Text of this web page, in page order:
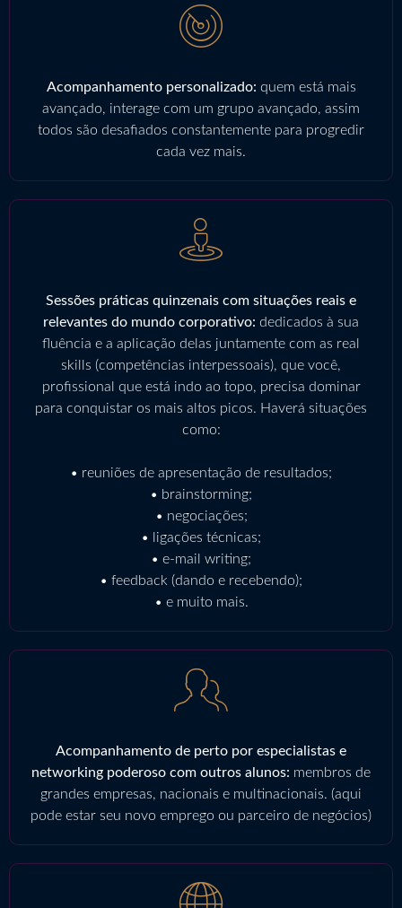
Acompanhamento personalizado: quem está mais
avançado, interage com um grupo avançado, assim
todos são desafiados constantemente para progredir
cada vez mais.
Sessões práticas quinzenais com situações reais e
relevantes do mundo corporativo: dedicados à sua
fluência e a aplicação delas juntamente com as real
skills (competências interpessoais), que você,
profissional que está indo ao topo, precisa dominar
para conquistar os mais altos picos. Haverá situações
como:
• reuniões de apresentação de resultados;
• brainstorming;
• negociações;
• ligações técnicas;
• e-mail writing;
• feedback (dando e recebendo);
• e muito mais.
Acompanhamento de perto por especialistas e
networking poderoso com outros alunos: membros de
grandes empresas, nacionais e multinacionais. (aqui
pode estar seu novo emprego ou parceiro de negócios)